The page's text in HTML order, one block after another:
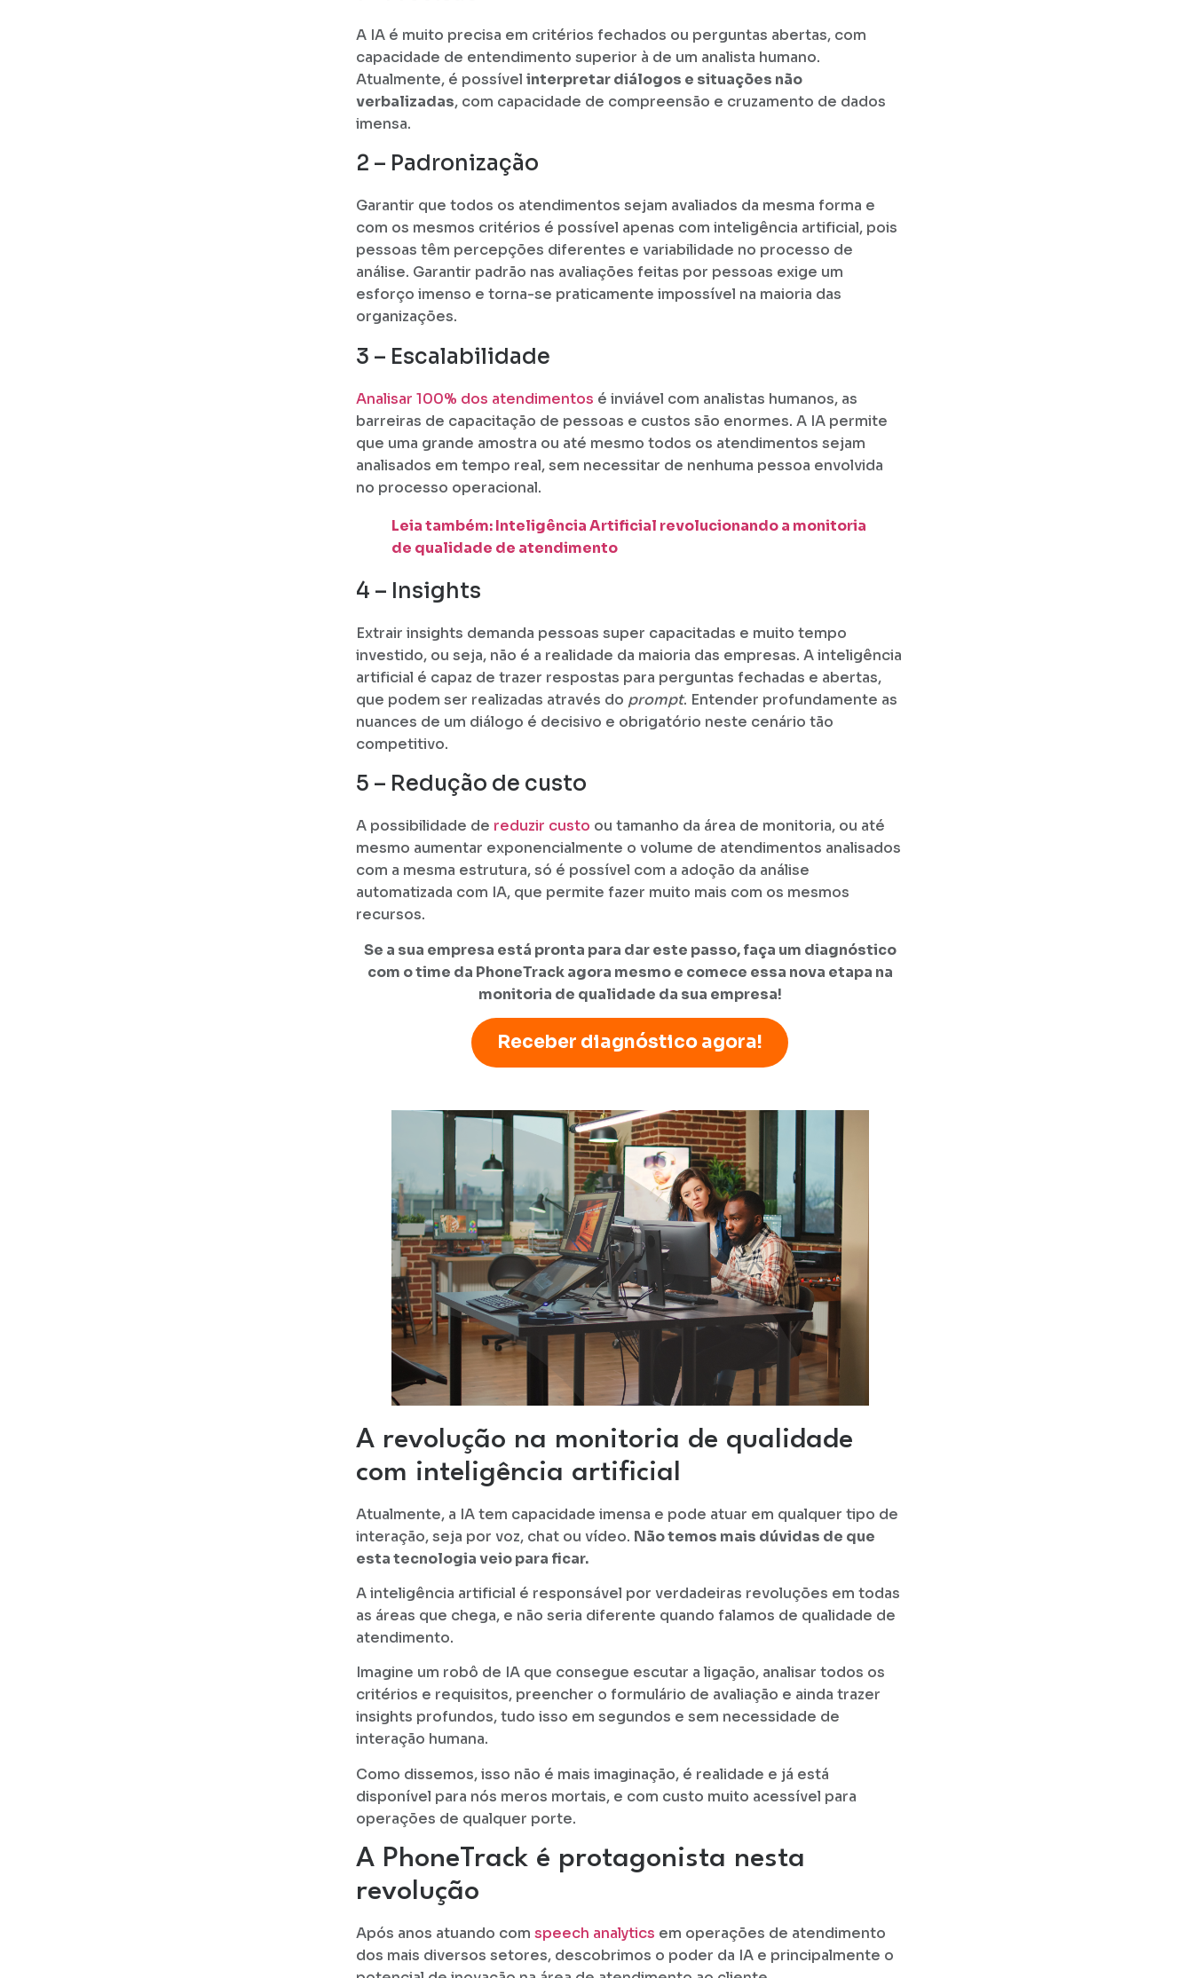
A IA é muito precisa em critérios fechados ou perguntas abertas, com
capacidade de entendimento superior à de um analista humano.
Atualmente, é possível interpretar diálogos e situações não
verbalizadas, com capacidade de compreensão e cruzamento de dados
imensa.
2 – Padronização
Garantir que todos os atendimentos sejam avaliados da mesma forma e
com os mesmos critérios é possível apenas com inteligência artificial, pois
pessoas têm percepções diferentes e variabilidade no processo de
análise. Garantir padrão nas avaliações feitas por pessoas exige um
esforço imenso e torna-se praticamente impossível na maioria das
organizações.
3 – Escalabilidade
Analisar 100% dos atendimentos é inviável com analistas humanos, as
barreiras de capacitação de pessoas e custos são enormes. A IA permite
que uma grande amostra ou até mesmo todos os atendimentos sejam
analisados em tempo real, sem necessitar de nenhuma pessoa envolvida
no processo operacional.
Leia também: Inteligência Artificial revolucionando a monitoria
de qualidade de atendimento
4 – Insights
Extrair insights demanda pessoas super capacitadas e muito tempo
investido, ou seja, não é a realidade da maioria das empresas. A inteligência
artificial é capaz de trazer respostas para perguntas fechadas e abertas,
que podem ser realizadas através do prompt. Entender profundamente as
nuances de um diálogo é decisivo e obrigatório neste cenário tão
competitivo.
5 – Redução de custo
A possibilidade de reduzir custo ou tamanho da área de monitoria, ou até
mesmo aumentar exponencialmente o volume de atendimentos analisados
com a mesma estrutura, só é possível com a adoção da análise
automatizada com IA, que permite fazer muito mais com os mesmos
recursos.
Se a sua empresa está pronta para dar este passo, faça um diagnóstico
com o time da PhoneTrack agora mesmo e comece essa nova etapa na
monitoria de qualidade da sua empresa!
Receber diagnóstico agora!
A revolução na monitoria de qualidade
com inteligência artificial
Atualmente, a IA tem capacidade imensa e pode atuar em qualquer tipo de
interação, seja por voz, chat ou vídeo. Não temos mais dúvidas de que
esta tecnologia veio para ficar.
A inteligência artificial é responsável por verdadeiras revoluções em todas
as áreas que chega, e não seria diferente quando falamos de qualidade de
atendimento.
Imagine um robô de IA que consegue escutar a ligação, analisar todos os
critérios e requisitos, preencher o formulário de avaliação e ainda trazer
insights profundos, tudo isso em segundos e sem necessidade de
interação humana.
Como dissemos, isso não é mais imaginação, é realidade e já está
disponível para nós meros mortais, e com custo muito acessível para
operações de qualquer porte.
A PhoneTrack é protagonista nesta
revolução
Após anos atuando com speech analytics em operações de atendimento
dos mais diversos setores, descobrimos o poder da IA e principalmente o